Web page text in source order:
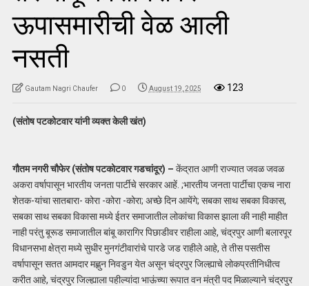
ऊपासमारीची वेळ आली
नसती
Gautam Nagri Chaufer 0 August 19, 2025 123
(संतोष पटकोटवार यांनी व्यक्त केली खंत)
गौतम नगरी चौफेर (संतोष पटकोटवार गडचांदूर) – केंद्रात आणी राज्यात जवळ जवळ
अकरा वर्षापासून भारतीय जनता पार्टीचे सरकार आहें. ;भारतीय जनता पार्टीचा एकच नारा
शेतक-यांचा सातबारा- कोरा -कोरा -कोरा; अच्छे दिन आयेंगे; सबका साथ सबका विकास,
सबका साथ सबका विकासा मध्ये ईतर समाजातील लोकांचा विकास झाला की नाही माहीत
नाही परंतु बूरूड समाजातील बांबू कारागिर पिछाडीवर राहीला आहे, चंद्रपुर आणी बलारपूर
विधानसभा क्षेत्रा मध्ये सुधीर मुनगंटीवारांचे पारडे जड राहीले आहे, ते तीस पसतीस
वर्षापासून सतत आमदार मह्णुन निवडुन येत असून चंद्रपुर जिल्ह्याचे लोकप्रतीनिधीत्व
करीत आहे, चंद्रपुर जिल्ह्याला पहील्यांदा भाऊंच्या रूपात वन मंत्री पद मिळाल्याने चंद्रपुर